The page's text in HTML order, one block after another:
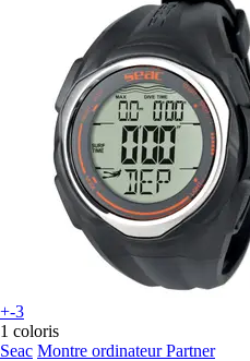
+-3
1 coloris
Seac Montre ordinateur Partner